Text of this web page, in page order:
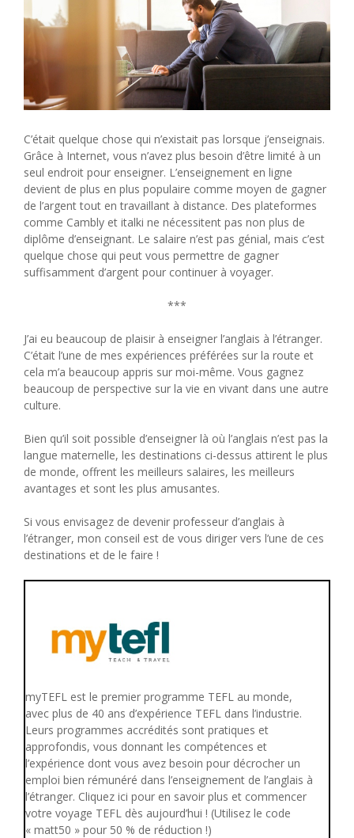
C’était quelque chose qui n’existait pas lorsque j’enseignais.
Grâce à Internet, vous n’avez plus besoin d’être limité à un
seul endroit pour enseigner. L’enseignement en ligne
devient de plus en plus populaire comme moyen de gagner
de l’argent tout en travaillant à distance. Des plateformes
comme Cambly et italki ne nécessitent pas non plus de
diplôme d’enseignant. Le salaire n’est pas génial, mais c’est
quelque chose qui peut vous permettre de gagner
suffisamment d’argent pour continuer à voyager.
***
J’ai eu beaucoup de plaisir à enseigner l’anglais à l’étranger.
C’était l’une de mes expériences préférées sur la route et
cela m’a beaucoup appris sur moi-même. Vous gagnez
beaucoup de perspective sur la vie en vivant dans une autre
culture.
Bien qu’il soit possible d’enseigner là où l’anglais n’est pas la
langue maternelle, les destinations ci-dessus attirent le plus
de monde, offrent les meilleurs salaires, les meilleurs
avantages et sont les plus amusantes.
Si vous envisagez de devenir professeur d’anglais à
l’étranger, mon conseil est de vous diriger vers l’une de ces
destinations et de le faire !
myTEFL est le premier programme TEFL au monde,
avec plus de 40 ans d’expérience TEFL dans l’industrie.
Leurs programmes accrédités sont pratiques et
approfondis, vous donnant les compétences et
l’expérience dont vous avez besoin pour décrocher un
emploi bien rémunéré dans l’enseignement de l’anglais à
l’étranger. Cliquez ici pour en savoir plus et commencer
votre voyage TEFL dès aujourd’hui ! (Utilisez le code
« matt50 » pour 50 % de réduction !)